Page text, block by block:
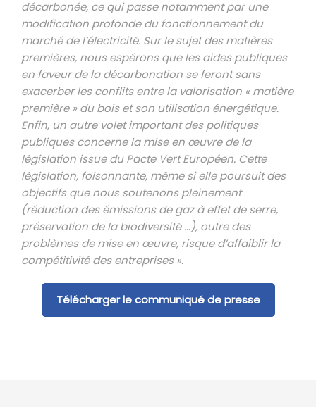
décarbonée, ce qui passe notamment par une
modification profonde du fonctionnement du
marché de l’électricité. Sur le sujet des matières
premières, nous espérons que les aides publiques
en faveur de la décarbonation se feront sans
exacerber les conflits entre la valorisation « matière
première » du bois et son utilisation énergétique.
Enfin, un autre volet important des politiques
publiques concerne la mise en œuvre de la
législation issue du Pacte Vert Européen. Cette
législation, foisonnante, même si elle poursuit des
objectifs que nous soutenons pleinement
(réduction des émissions de gaz à effet de serre,
préservation de la biodiversité …), outre des
problèmes de mise en œuvre, risque d’affaiblir la
compétitivité des entreprises ».
Télécharger le communiqué de presse